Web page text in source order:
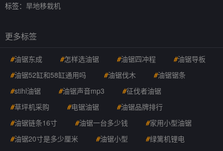
标签： 旱地移栽机
更多标签
#油锯东成 #怎样选油锯 #油锯四冲程 #油锯导板
#油锯52缸和58缸通用吗 #油锯伐木 #油锯锯条
#stihl油锯 #油锯声音mp3 #征伐者油锯
#草坪机采购 #电锯油锯 #油锯品牌排行
#油锯链条16寸 #油锯一台多少钱 #家用小型油锯
#油锯20寸是多少厘米 #油锯小型 #绿篱机锂电